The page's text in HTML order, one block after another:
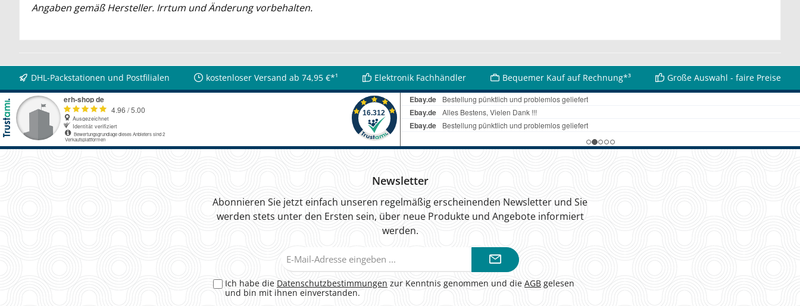
Angaben gemäß Hersteller. Irrtum und Änderung vorbehalten.
DHL-Packstationen und Postfilialen kostenloser Versand ab 74,95 €*¹ Elektronik Fachhändler Bequemer Kauf auf Rechnung*³ Große Auswahl - faire Preise
Newsletter
Abonnieren Sie jetzt einfach unseren regelmäßig erscheinenden Newsletter und Sie
werden stets unter den Ersten sein, über neue Produkte und Angebote informiert
werden.
Mail-
Ich habe die Datenschutzbestimmungen zur Kenntnis genommen und die AGB gelesen
und bin mit ihnen einverstanden.